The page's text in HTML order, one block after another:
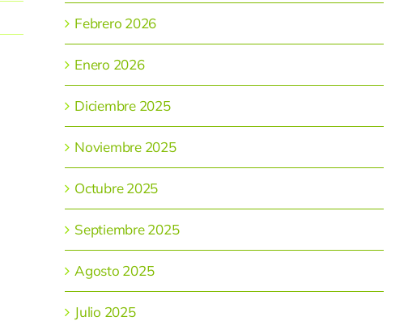
Febrero 2026
Enero 2026
Diciembre 2025
Noviembre 2025
Octubre 2025
Septiembre 2025
Agosto 2025
Julio 2025